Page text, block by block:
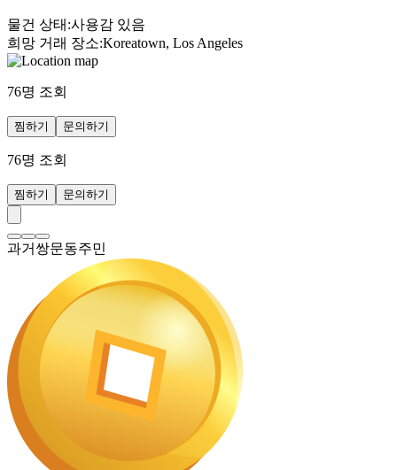
물건 상태 :사용감 있음
희망 거래 장소:Koreatown, Los Angeles
76명 조회
찜하기 문의하기
76명 조회
찜하기 문의하기
과거쌍문동주민